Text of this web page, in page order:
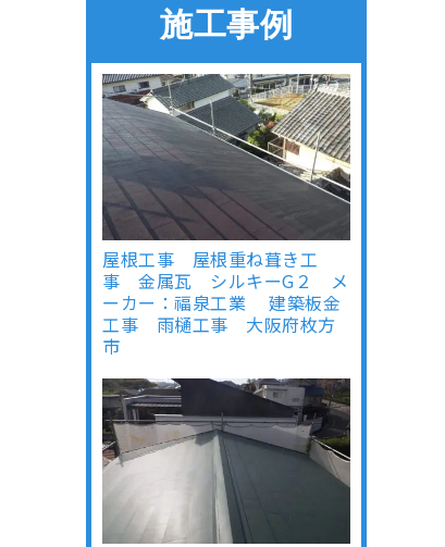
施工事例
屋根工事 屋根重ね葺き工
事 金属瓦 シルキーG２ メ
ーカー：福泉工業 建築板金
工事 雨樋工事 大阪府枚方
市